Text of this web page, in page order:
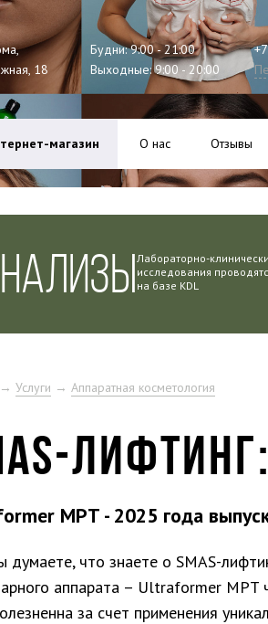
18
Будни: 9:00 - 21:00
Выходные: 9:00 - 20:00
магазин О нас Отзывы
Лабораторно-
исследования
на базе KDL
Услуги → Аппаратная косметология
ЛИФТИНГ:
MPT - 2025 года
думаете, что знаете о SMAS-
аппарата – Ultraformer MPT
за счет применения